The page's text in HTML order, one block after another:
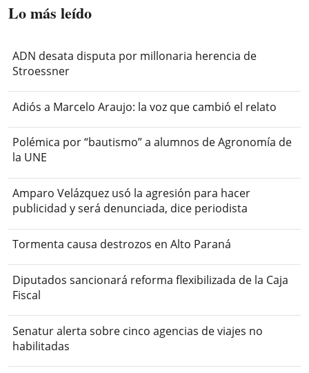
Lo más leído
ADN desata disputa por millonaria herencia de
Stroessner
Adiós a Marcelo Araujo: la voz que cambió el relato
Polémica por “bautismo” a alumnos de Agronomía de
la UNE
Amparo Velázquez usó la agresión para hacer
publicidad y será denunciada, dice periodista
Tormenta causa destrozos en Alto Paraná
Diputados sancionará reforma flexibilizada de la Caja
Fiscal
Senatur alerta sobre cinco agencias de viajes no
habilitadas